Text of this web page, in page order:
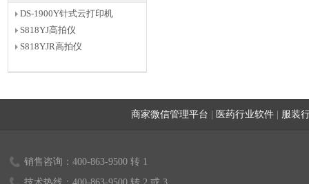
DS-1900Y针式云打印机
S818YJ高拍仪
S818YJR高拍仪
商家微信管理平台 医药行业软件| 服装
销售咨询：400-863-9500 转 1